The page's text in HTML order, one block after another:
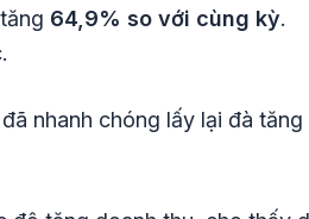
64,9% so với cùng kỳ.
nhanh chóng lấy lại đà